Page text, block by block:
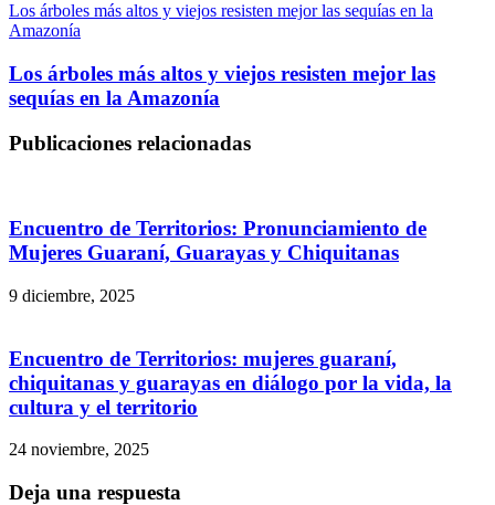
Los árboles más altos y viejos resisten mejor las sequías en la
Amazonía
Los árboles más altos y viejos resisten mejor las
sequías en la Amazonía
Publicaciones relacionadas
Encuentro de Territorios: Pronunciamiento de
Mujeres Guaraní, Guarayas y Chiquitanas
9 diciembre, 2025
Encuentro de Territorios: mujeres guaraní,
chiquitanas y guarayas en diálogo por la vida, la
cultura y el territorio
24 noviembre, 2025
Deja una respuesta